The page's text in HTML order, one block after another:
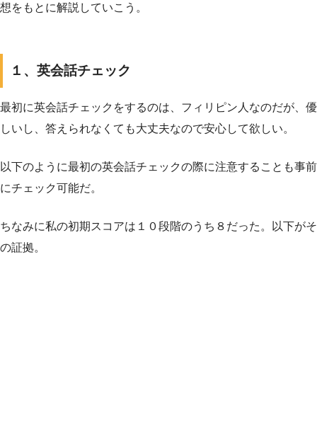
想をもとに解説していこう。
１、英会話チェック
最初に英会話チェックをするのは、フィリピン人なのだが、優
しいし、答えられなくても大丈夫なので安心して欲しい。
以下のように最初の英会話チェックの際に注意することも事前
にチェック可能だ。
ちなみに私の初期スコアは１０段階のうち８だった。以下がそ
の証拠。